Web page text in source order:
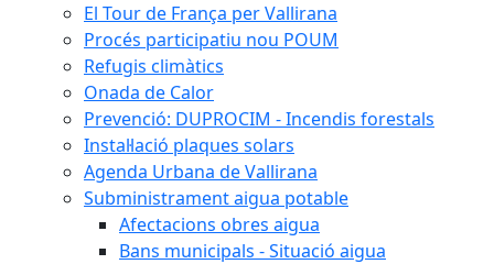
El Tour de França per Vallirana
Procés participatiu nou POUM
Refugis climàtics
Onada de Calor
Prevenció: DUPROCIM - Incendis forestals
Instal·lació plaques solars
Agenda Urbana de Vallirana
Subministrament aigua potable
Afectacions obres aigua
Bans municipals - Situació aigua